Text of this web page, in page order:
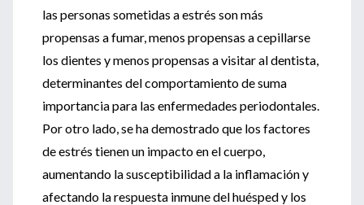
las personas sometidas a estrés son más
propensas a fumar, menos propensas a cepillarse
los dientes y menos propensas a visitar al dentista,
determinantes del comportamiento de suma
importancia para las enfermedades periodontales.
Por otro lado, se ha demostrado que los factores
de estrés tienen un impacto en el cuerpo,
aumentando la susceptibilidad a la inflamación y
afectando la respuesta inmune del huésped y los